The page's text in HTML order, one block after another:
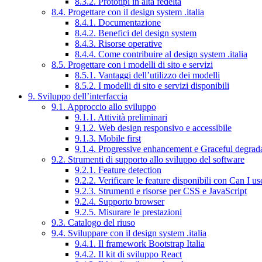
8.4. Progettare con il design system .italia
8.4.1. Documentazione
8.4.2. Benefici del design system
8.4.3. Risorse operative
8.4.4. Come contribuire al design system .italia
8.5. Progettare con i modelli di sito e servizi
8.5.1. Vantaggi dell’utilizzo dei modelli
8.5.2. I modelli di sito e servizi disponibili
9. Sviluppo dell’interfaccia
9.1. Approccio allo sviluppo
9.1.1. Attività preliminari
9.1.2. Web design responsivo e accessibile
9.1.3. Mobile first
9.1.4. Progressive enhancement e Graceful
9.2. Strumenti di supporto allo sviluppo del software
9.2.1. Feature detection
9.2.2. Verificare le feature disponibili con Can I
9.2.3. Strumenti e risorse per CSS e JavaScript
9.2.4. Supporto browser
9.2.5. Misurare le prestazioni
9.3. Catalogo del riuso
9.4. Sviluppare con il design system .italia
9.4.1. Il framework Bootstrap Italia
9.4.2. Il kit di sviluppo React